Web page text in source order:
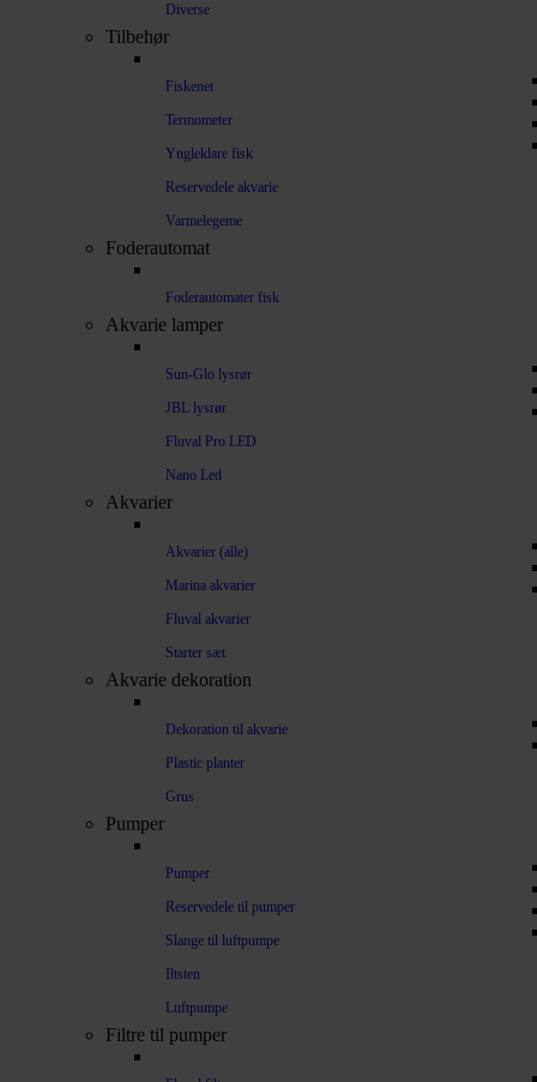
Diverse
Tilbehør
Fiskenet
Termometer
Yngleklare fisk
Reservedele akvarie
Varmelegeme
Foderautomat
Foderautomater fisk
Akvarie lamper
Sun-Glo lysrør
JBL lysrør
Fluval Pro LED
Nano Led
Akvarier
Akvarier (alle)
Marina akvarier
Fluval akvarier
Starter sæt
Akvarie dekoration
Dekoration til akvarie
Plastic planter
Grus
Pumper
Pumper
Reservedele til pumper
Slange til luftpumpe
Iltsten
Luftpumpe
Filtre til pumper